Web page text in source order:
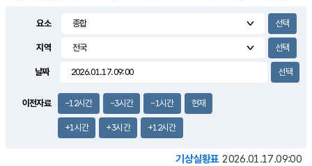
2.0m/s
요소
지역
날짜
이전자료 -12시간 -3시간 -1시간 현재
+1시간 +3시간 +12시간
기상실황표 2026.01.17.09:00